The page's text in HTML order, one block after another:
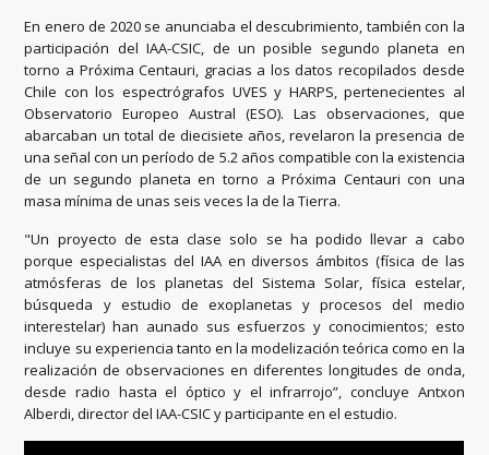
En enero de 2020 se anunciaba el descubrimiento, también con la
participación del IAA-CSIC, de un posible segundo planeta en
torno a Próxima Centauri, gracias a los datos recopilados desde
Chile con los espectrógrafos UVES y HARPS, pertenecientes al
Observatorio Europeo Austral (ESO). Las observaciones, que
abarcaban un total de diecisiete años, revelaron la presencia de
una señal con un período de 5.2 años compatible con la existencia
de un segundo planeta en torno a Próxima Centauri con una
masa mínima de unas seis veces la de la Tierra.
"Un proyecto de esta clase solo se ha podido llevar a cabo
porque especialistas del IAA en diversos ámbitos (física de las
atmósferas de los planetas del Sistema Solar, física estelar,
búsqueda y estudio de exoplanetas y procesos del medio
interestelar) han aunado sus esfuerzos y conocimientos; esto
incluye su experiencia tanto en la modelización teórica como en la
realización de observaciones en diferentes longitudes de onda,
desde radio hasta el óptico y el infrarrojo”, concluye Antxon
Alberdi, director del IAA-CSIC y participante en el estudio.